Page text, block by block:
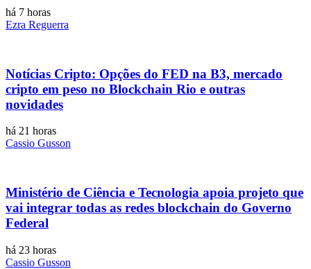
há 7 horas
Ezra Reguerra
Notícias Cripto: Opções do FED na B3, mercado
cripto em peso no Blockchain Rio e outras
novidades
há 21 horas
Cassio Gusson
Ministério de Ciência e Tecnologia apoia projeto que
vai integrar todas as redes blockchain do Governo
Federal
há 23 horas
Cassio Gusson